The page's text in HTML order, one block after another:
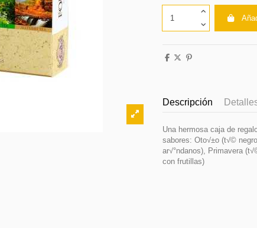
Descripción
Una hermosa caja de
sabores: Oto√±o (t√©
ar√°ndanos), Primavera
con frutillas)